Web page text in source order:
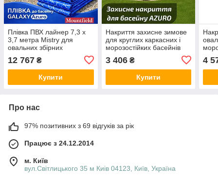
Плівка ПВХ лайнер 7,3 х
3,7 метра Mistry для
овальних збірних
Azuro, Atlantic Pools
12 767 ₴
Купити
Накриття захисне зимове
для круглих каркасних і
морозостійких басейнів
3 406₴
Купити
4
Про нас
97% позитивних з 69 відгуків за рік
Працює з 24.12.2014
м. Київ
вул.Світлицького 35 м Киів 04123, Київ, Україна